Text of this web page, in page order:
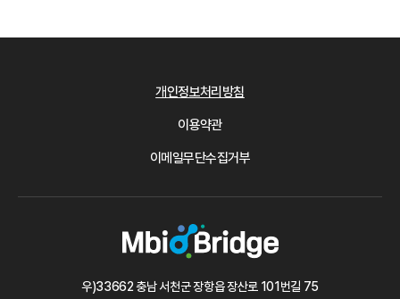
개인정보처리방침
이용약관
이메일무단수집거부
우)33662 충남 서천군 장항읍 장산로 101번길 75